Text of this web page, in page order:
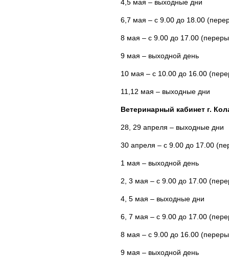
4,5 мая – выходные дни
6,7 мая – с 9.00 до 18.00
8 мая – с 9.00 до 17.00
9 мая – выходной день
10 мая – с 10.00 до 16.00
11,12 мая – выходные дни
Ветеринарный кабинет г.
28, 29 апреля – выходные дни
30 апреля – с 9.00 до 17.00
1 мая – выходной день
2, 3 мая – с 9.00 до 17.00
4, 5 мая – выходные дни
6, 7 мая – с 9.00 до 17.00
8 мая – с 9.00 до 16.00
9 мая – выходной день